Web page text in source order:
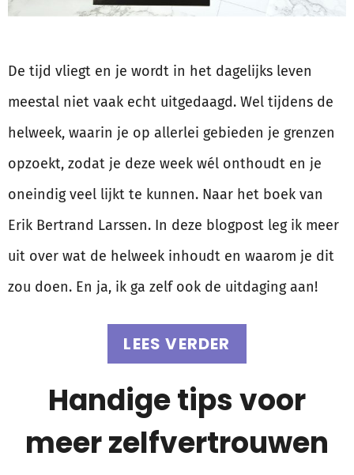
De tijd vliegt en je wordt in het dagelijks leven
meestal niet vaak echt uitgedaagd. Wel tijdens de
helweek, waarin je op allerlei gebieden je grenzen
opzoekt, zodat je deze week wél onthoudt en je
oneindig veel lijkt te kunnen. Naar het boek van
Erik Bertrand Larssen. In deze blogpost leg ik meer
uit over wat de helweek inhoudt en waarom je dit
zou doen. En ja, ik ga zelf ook de uitdaging aan!
LEES VERDER
Handige tips voor
meer zelfvertrouwen